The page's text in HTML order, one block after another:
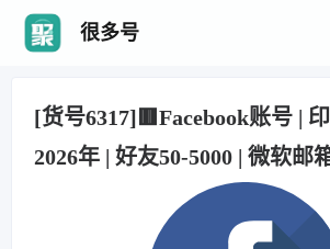
很多号
[货号6317]🟥Facebook账号 |
2026年 | 好友50-5000 | 微软邮